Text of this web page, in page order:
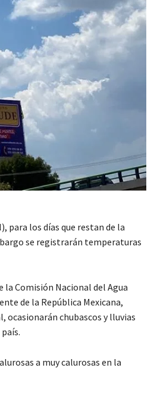
para los días que restan de la
se registrarán temperaturas
Comisión Nacional del Agua
de la República Mexicana,
chubascos y lluvias
a muy calurosas en la